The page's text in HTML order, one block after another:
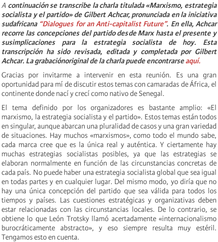
A continuación se transcribe la charla titulada «Marxismo, estrategia
socialista y el partido» de Gilbert Achcar, pronunciada en la iniciativa
sudafricana “Dialogues for an Anti-capitalist Future”. En ella, Achcar
recorre las concepciones del partido desde Marx hasta el presente y
susimplicaciones para la estrategia socialista de hoy. Esta
transcripción ha sido revisada, editada y completada por Gilbert
Achcar. La grabaciónoriginal de la charla puede encontrarseaquí.
Gracias por invitarme a intervenir en esta reunión. Es una gran
oportunidad para mí de discutir estos temas con camaradas de África, el
continente donde nací y crecí como nativo de Senegal.
El tema definido por los organizadores es bastante amplio: «El
marxismo, la estrategia socialista y el partido». Estos temas están todos
en singular, aunque abarcan una pluralidad de casos y una gran variedad
de situaciones. Hay muchos «marxismos», como todo el mundo sabe,
cada marca cree que es la única real y auténtica. Y ciertamente hay
muchas estrategias socialistas posibles, ya que las estrategias se
elaboran normalmente en función de las circunstancias concretas de
cada país. No puede haber una estrategia socialista global que sea igual
en todas partes y en cualquier lugar. Del mismo modo, yo diría que no
hay una única concepción del partido que sea válida para todos los
tiempos y países. Las cuestiones estratégicas y organizativas deben
estar relacionadas con las circunstancias locales. De lo contrario, se
obtiene lo que León Trotsky llamó acertadamente «internacionalismo
burocráticamente abstracto», y eso siempre resulta muy estéril.
Tengamos esto en cuenta.